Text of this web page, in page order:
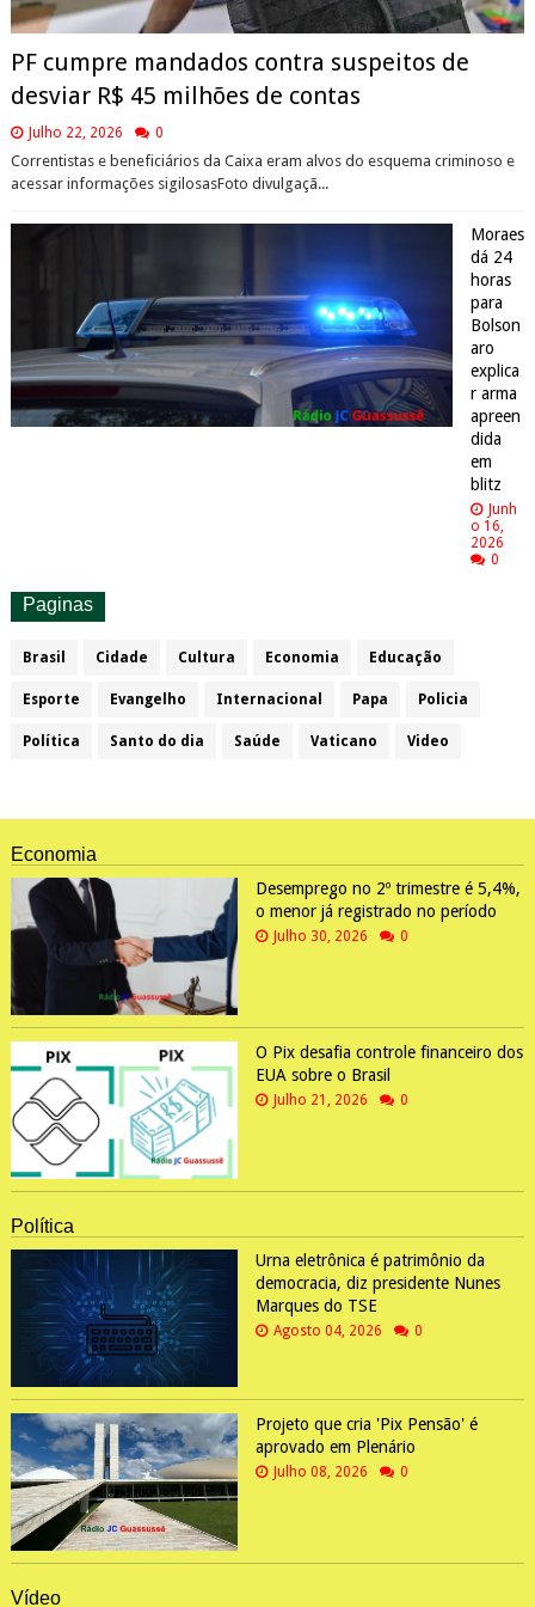
PF cumpre mandados contra suspeitos de
desviar R$ 45 milhões de contas
Julho 22, 2026 0
Correntistas e beneficiários da Caixa eram alvos do esquema criminoso e
acessar informações sigilosasFoto divulgaçã...
Moraes
dá 24
horas
para
Bolson
aro
explica
r arma
apreen
dida
em
blitz
Junh
o 16,
2026
0
Paginas
Brasil Cidade Cultura Economia Educação
Esporte Evangelho Internacional Papa Policia
Política Santo do dia Saúde Vaticano Video
Economia
Desemprego no 2º trimestre é 5,4%,
o menor já registrado no período
Julho 30, 2026 0
O Pix desafia controle financeiro dos
EUA sobre o Brasil
Julho 21, 2026 0
Política
Urna eletrônica é patrimônio da
democracia, diz presidente Nunes
Marques do TSE
Agosto 04, 2026 0
Projeto que cria 'Pix Pensão' é
aprovado em Plenário
Julho 08, 2026 0
Vídeo